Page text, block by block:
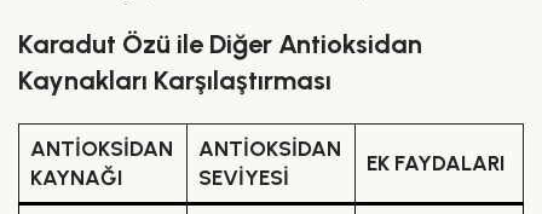
Karadut Özü ile Diğer Antioksidan
Kaynakları Karşılaştırması
ANTIOKSIDAN
KAYNAĞI
ANTIOKSIDAN
SEVIYESI
EK FAYDALARI